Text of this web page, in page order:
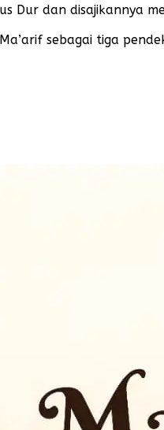
Dur dan disajikannya
sebagai tiga